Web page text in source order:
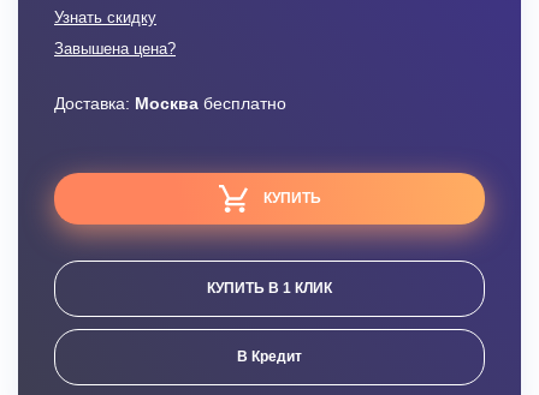
Узнать скидку
Завышена цена?
Доставка: Москва бесплатно
КУПИТЬ
КУПИТЬ В 1 КЛИК
В Кредит